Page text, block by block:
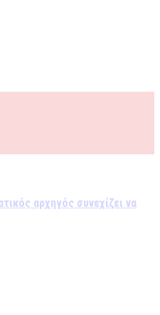
αρχηγός συνεχίζει να